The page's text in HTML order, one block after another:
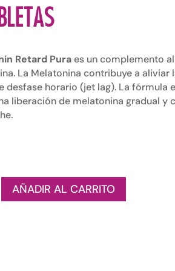
Retard Puraes un complemento
La Melatonina contribuye a aliviar
desfase horario (jet lag). La fórmula
liberación de melatonina gradual y
AÑADIR AL CARRITO